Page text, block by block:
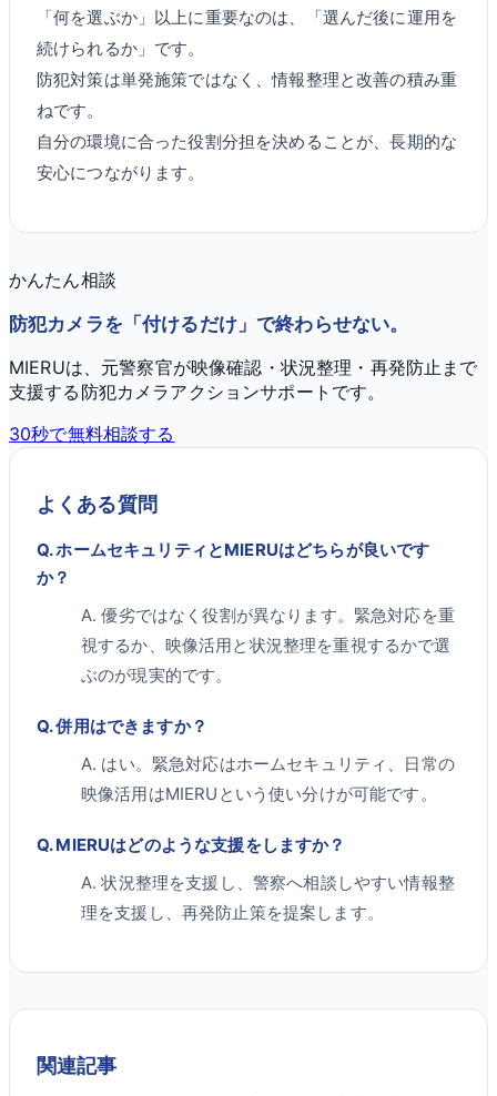
「何を選ぶか」以上に重要なのは、「選んだ後に運用を
続けられるか」です。
防犯対策は単発施策ではなく、情報整理と改善の積み重
ねです。
自分の環境に合った役割分担を決めることが、長期的な
安心につながります。
かんたん相談
防犯カメラを「付けるだけ」で終わらせない。
MIERUは、元警察官が映像確認・状況整理・再発防止まで
支援する防犯カメラアクションサポートです。
30秒で無料相談する
よくある質問
Q.ホームセキュリティとMIERUはどちらが良いです
か？
A.優劣ではなく役割が異なります。緊急対応を重
視するか、映像活用と状況整理を重視するかで選
ぶのが現実的です。
Q.併用はできますか？
A. はい。緊急対応はホームセキュリティ、日常の
映像活用はMIERUという使い分けが可能です。
Q.MIERUはどのような支援をしますか？
A.状況整理を支援し、警察へ相談しやすい情報整
理を支援し、再発防止策を提案します。
関連記事